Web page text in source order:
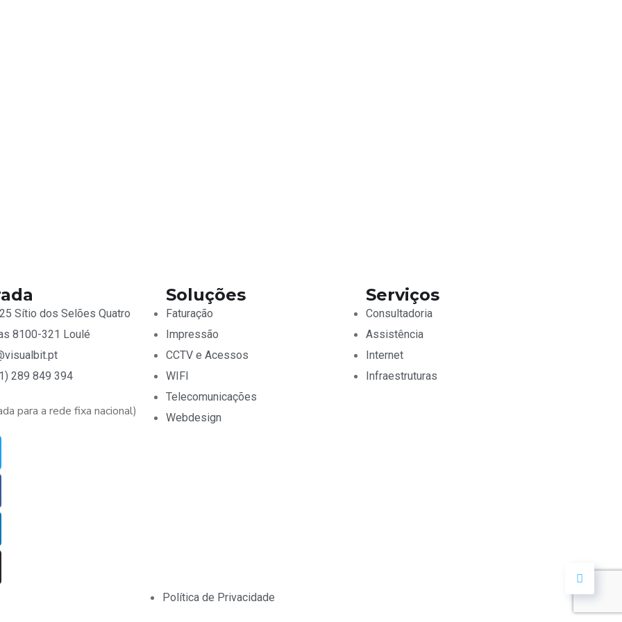
Sítio dos Selões Quatro
8100-321 Loulé
289 849 394
para a rede fixa nacional)
Soluções
Faturação
Impressão
CCTV e Acessos
WIFI
Telecomunicações
Webdesign
Serviços
Consultadoria
Assistência
Internet
Infraestruturas
Política de Privacidade